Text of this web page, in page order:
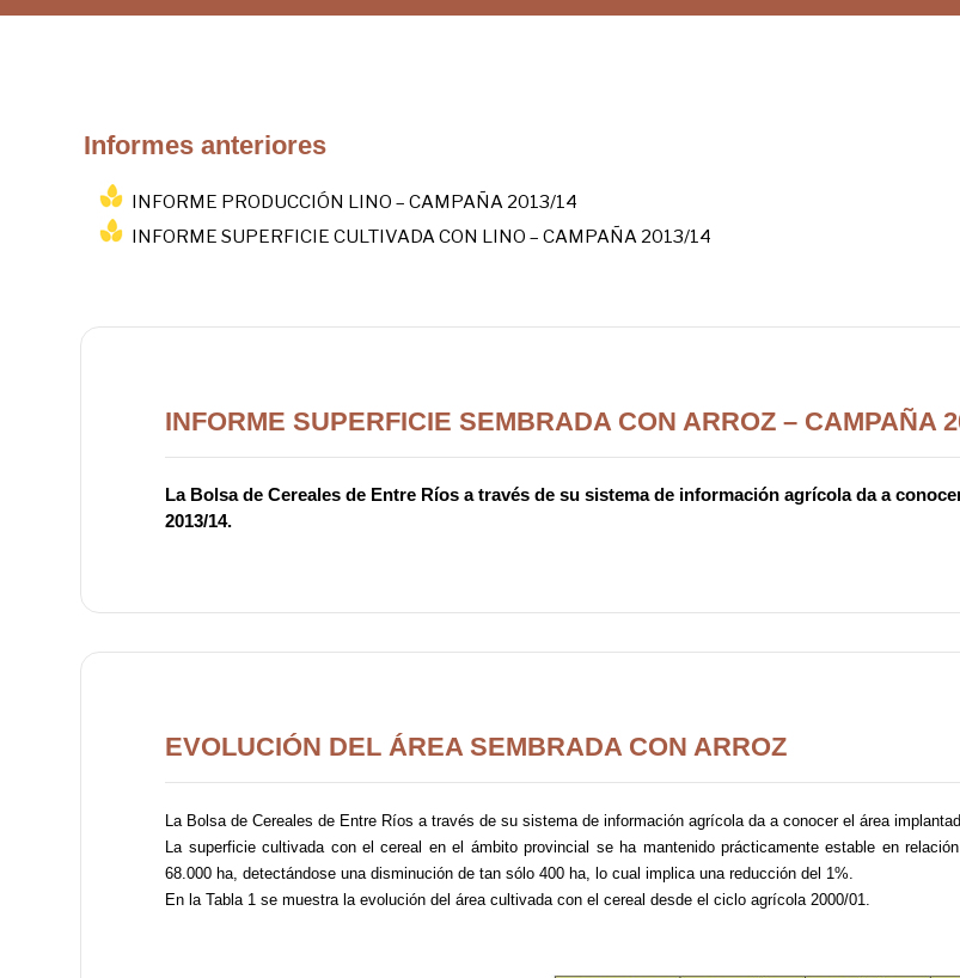
Informes anteriores
INFORME PRODUCCIÓN LINO – CAMPAÑA 2013/14
INFORME SUPERFICIE CULTIVADA CON LINO – CAMPAÑA 2013/14
INFORME SUPERFICIE SEMBRADA CON ARROZ – CAMPAÑA
La Bolsa de Cereales de Entre Ríos a través de su sistema de información agrícola da a
2013/14.
EVOLUCIÓN DEL ÁREA SEMBRADA CON ARROZ
La Bolsa de Cereales de Entre Ríos a través de su sistema de información agrícola da a conocer el área
La superficie cultivada con el cereal en el ámbito provincial se ha mantenido prácticamente estable en
68.000 ha, detectándose una disminución de tan sólo 400 ha, lo cual implica una reducción del 1%.
En la Tabla 1 se muestra la evolución del área cultivada con el cereal desde el ciclo agrícola 2000/01.